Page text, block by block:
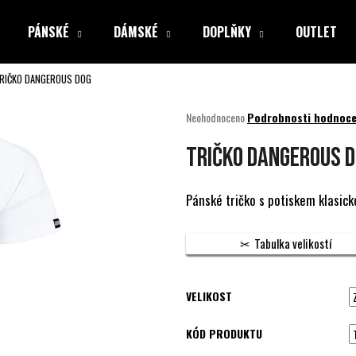
PÁNSKÉ DÁMSKÉ DOPLŇKY OUTLET
DANGEROUS DOG
Průměrné
produktu
z
5
NeohodnocenoPodrobnosti
TRIČKO DANGEROUS
Pánské tričko s potiskem
Tabulka velikostí
VELIKOST
KÓD PRODUKTU
Co potřebujete najít?
HLEDAT